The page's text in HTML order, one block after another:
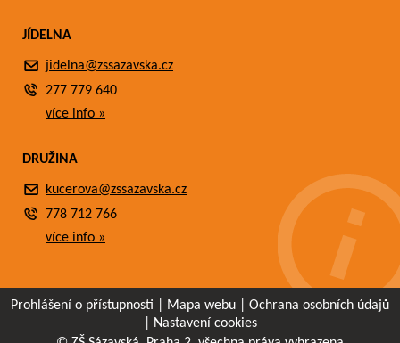
JÍDELNA
jidelna@zssazavska.cz
277 779 640
více info »
DRUŽINA
kucerova@zssazavska.cz
778 712 766
více info »
Prohlášení o přístupnosti Mapa webu
Ochrana osobních údajů
Nastavení cookies